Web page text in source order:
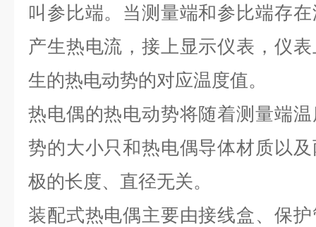
叫参比端。当测量端和参比端存
产生热电流，接上显示仪表，仪
生的热电动势的对应温度值。
热电偶的热电动势将随着测量端
势的大小只和热电偶导体材质以
极的长度、直径无关。
装配式热电偶主要由接线盒、保